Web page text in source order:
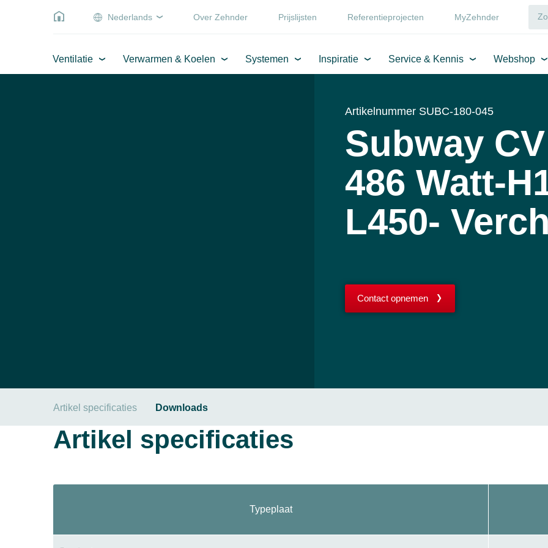
Nederlands Over Zehnder Prijslijsten Referentieprojecten MyZehnder
Ventilatie Verwarmen & Koelen Systemen Inspiratie Service & Kennis Webshop
Artikelnummer SUBC-180-045
Subway
486 Watt-
L450-
Contact opnemen
Artikel specificaties Downloads
Artikel specificaties
Typeplaat